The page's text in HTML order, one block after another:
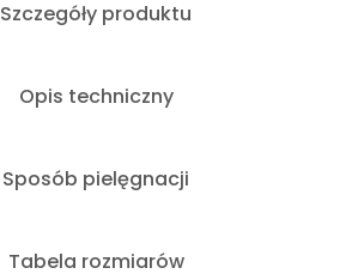
Szczegóły produktu
Opis techniczny
Sposób pielęgnacji
Tabela rozmiarów